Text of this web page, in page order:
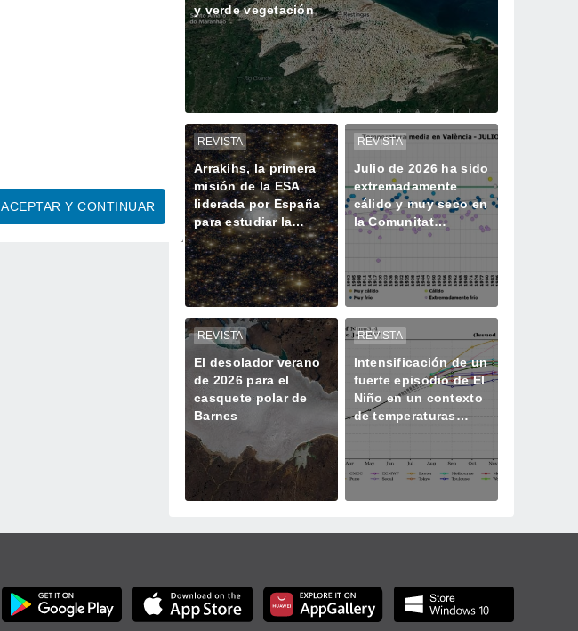
ACEPTAR Y CONTINUAR
y verde vegetación
REVISTA
Arrakihs, la primera
misión de la ESA
liderada por España
para estudiar la
historia oculta de las
galaxias
REVISTA
Julio de 2026 ha sido
extremadamente
cálido y muy seco en
la Comunitat
Valenciana
REVISTA
El desolador verano
de 2026 para el
casquete polar de
Barnes
REVISTA
Intensificación de un
fuerte episodio de El
Niño en un contexto
de temperaturas
OMM